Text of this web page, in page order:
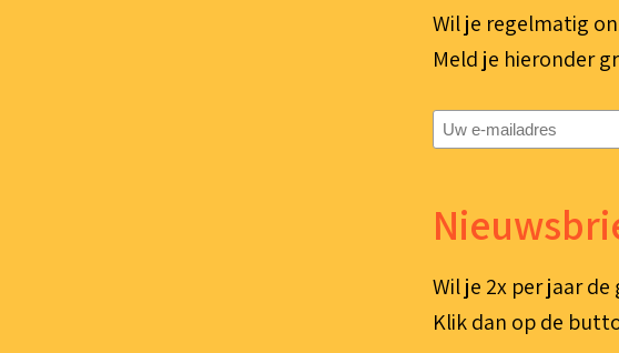
Wil je regelmatig
Meld je hieronder
E-
mailadres(Vereist)
Wil je 2x per jaar
Klik dan op de